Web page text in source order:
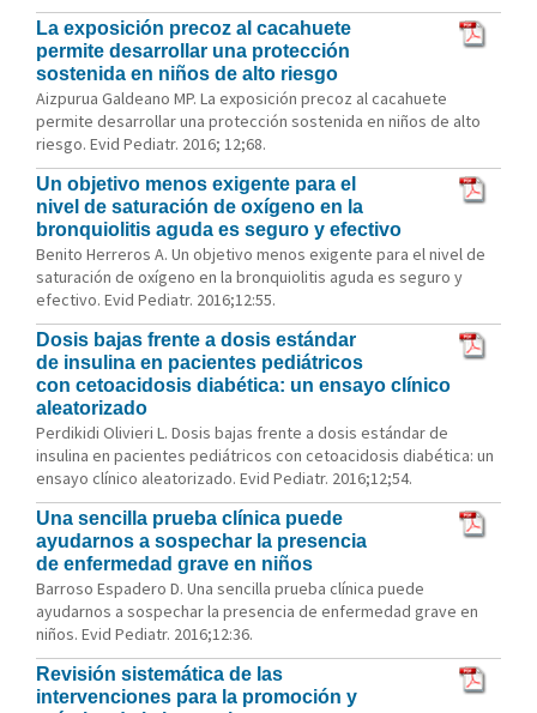
La exposición precoz al cacahuete
permite desarrollar una protección
sostenida en niños de alto riesgo
Aizpurua Galdeano MP. La exposición precoz al cacahuete
permite desarrollar una protección sostenida en niños de alto
riesgo. Evid Pediatr. 2016; 12;68.
Un objetivo menos exigente para el
nivel de saturación de oxígeno en la
bronquiolitis aguda es seguro y efectivo
Benito Herreros A. Un objetivo menos exigente para el nivel de
saturación de oxígeno en la bronquiolitis aguda es seguro y
efectivo. Evid Pediatr. 2016;12:55.
Dosis bajas frente a dosis estándar
de insulina en pacientes pediátricos
con cetoacidosis diabética: un ensayo clínico
aleatorizado
Perdikidi Olivieri L. Dosis bajas frente a dosis estándar de
insulina en pacientes pediátricos con cetoacidosis diabética: un
ensayo clínico aleatorizado. Evid Pediatr. 2016;12;54.
Una sencilla prueba clínica puede
ayudarnos a sospechar la presencia
de enfermedad grave en niños
Barroso Espadero D. Una sencilla prueba clínica puede
ayudarnos a sospechar la presencia de enfermedad grave en
niños. Evid Pediatr. 2016;12:36.
Revisión sistemática de las
intervenciones para la promoción y